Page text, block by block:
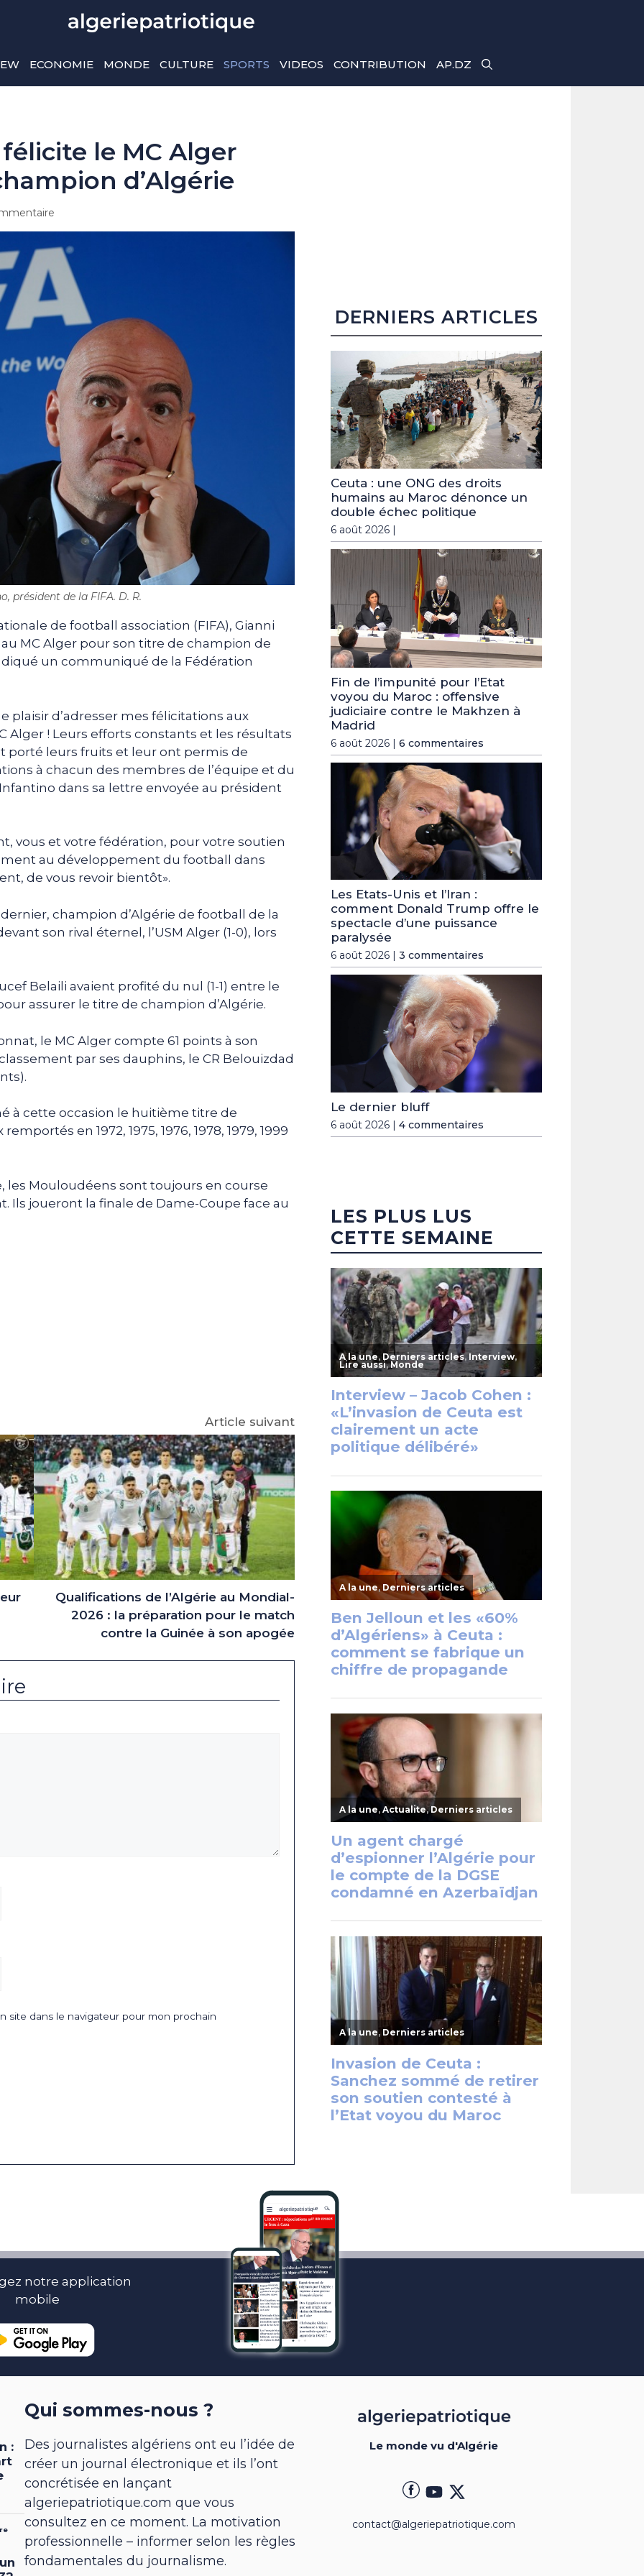
ECONOMIE MONDE CULTURE SPORTS VIDEOS CONTRIBUTION AP.DZ
le MC Alger
d’Algérie
président de la FIFA. D. R.
de football association (FIFA), Gianni
MC Alger pour son titre de champion de
un communiqué de la Fédération
plaisir d’adresser mes félicitations aux
Alger ! Leurs efforts constants et les résultats
porté leurs fruits et leur ont permis de
à chacun des membres de l’équipe et du
dans sa lettre envoyée au président
vous et votre fédération, pour votre soutien
au développement du football dans
de vous revoir bientôt».
champion d’Algérie de football de la
son rival éternel, l’USM Alger (1-0), lors
Belaili avaient profité du nul (1-1) entre le
assurer le titre de champion d’Algérie.
le MC Alger compte 61 points à son
par ses dauphins, le CR Belouizdad
à cette occasion le huitième titre de
en 1972, 1975, 1976, 1978, 1979, 1999
les Mouloudéens sont toujours en course
Ils joueront la finale de Dame-Coupe face au
Article suivant
Qualifications de l’Algérie au Mondial-
2026 : la préparation pour le match
contre la Guinée à son apogée
site dans le navigateur pour mon prochain
DERNIERS ARTICLES
Ceuta : une ONG des droits
humains au Maroc dénonce un
double échec politique
6 août 2026 |
Fin de l’impunité pour l’Etat
voyou du Maroc : offensive
judiciaire contre le Makhzen à
Madrid
6 août 2026 | 6 commentaires
Les Etats-Unis et l’Iran :
comment Donald Trump offre le
spectacle d’une puissance
paralysée
6 août 2026 | 3 commentaires
Le dernier bluff
6 août 2026 | 4 commentaires
LES PLUS LUS
CETTE SEMAINE
notre application
mobile
Qui sommes-nous ?
Des journalistes algériens ont eu l’idée de
créer un journal électronique et ils l’ont
concrétisée en lançant
algeriepatriotique.com que vous
consultez en ce moment. La motivation
professionnelle – informer selon les règles
fondamentales du journalisme.
Le monde vu d'Algérie
contact@algeriepatriotique.com